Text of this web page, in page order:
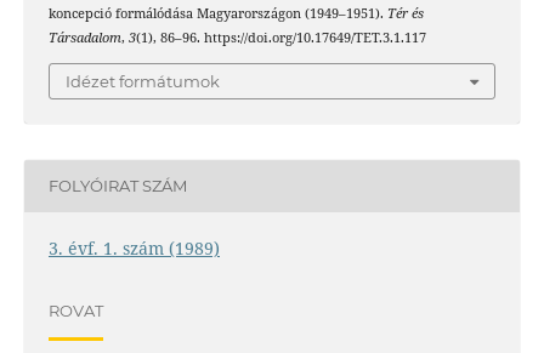
koncepció formálódása Magyarországon (1949–1951). Tér és
Társadalom, 3(1), 86–96. https://doi.org/10.17649/TET.3.1.117
Idézet formátumok
FOLYÓIRAT SZÁM
3. évf. 1. szám (1989)
ROVAT